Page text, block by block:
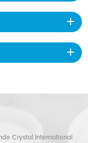
Crystal International